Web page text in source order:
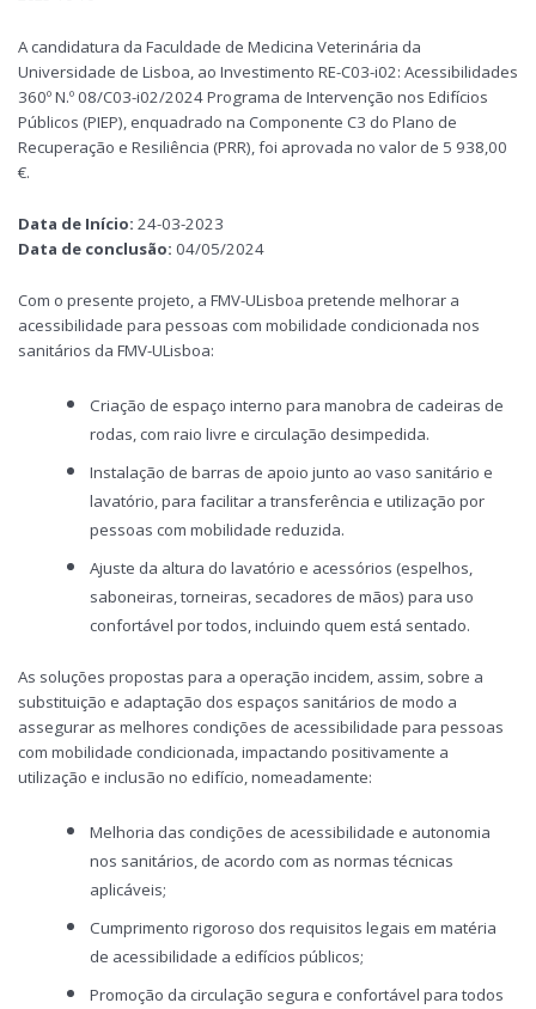
A candidatura da Faculdade de Medicina Veterinária da
Universidade de Lisboa, ao Investimento RE-C03-i02: Acessibilidades
360º N.º 08/C03-i02/2024 Programa de Intervenção nos Edifícios
Públicos (PIEP), enquadrado na Componente C3 do Plano de
Recuperação e Resiliência (PRR), foi aprovada no valor de 5 938,00
€.
Data de Início: 24-03-2023
Data de conclusão: 04/05/2024
Com o presente projeto, a FMV-ULisboa pretende melhorar a
acessibilidade para pessoas com mobilidade condicionada nos
sanitários da FMV-ULisboa:
Criação de espaço interno para manobra de cadeiras de
rodas, com raio livre e circulação desimpedida.
Instalação de barras de apoio junto ao vaso sanitário e
lavatório, para facilitar a transferência e utilização por
pessoas com mobilidade reduzida.
Ajuste da altura do lavatório e acessórios (espelhos,
saboneiras, torneiras, secadores de mãos) para uso
confortável por todos, incluindo quem está sentado.
As soluções propostas para a operação incidem, assim, sobre a
substituição e adaptação dos espaços sanitários de modo a
assegurar as melhores condições de acessibilidade para pessoas
com mobilidade condicionada, impactando positivamente a
utilização e inclusão no edifício, nomeadamente:
Melhoria das condições de acessibilidade e autonomia
nos sanitários, de acordo com as normas técnicas
aplicáveis;
Cumprimento rigoroso dos requisitos legais em matéria
de acessibilidade a edifícios públicos;
Promoção da circulação segura e confortável para todos